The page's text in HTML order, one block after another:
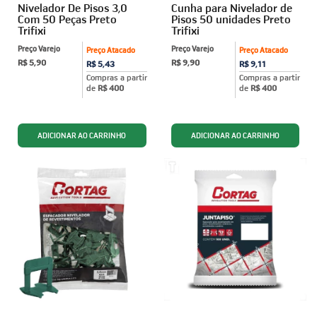
Nivelador De Pisos 3,0
Com 50 Peças Preto
Trifixi
Preço Atacado
R$ 5,43
Compras a partir
de R$ 400
Preço Varejo
R$ 5,90
Cunha para Nivelador de
Pisos 50 unidades Preto
Trifixi
Preço Atacado
R$ 9,11
Compras a partir
de R$ 400
Preço Varejo
R$ 9,90